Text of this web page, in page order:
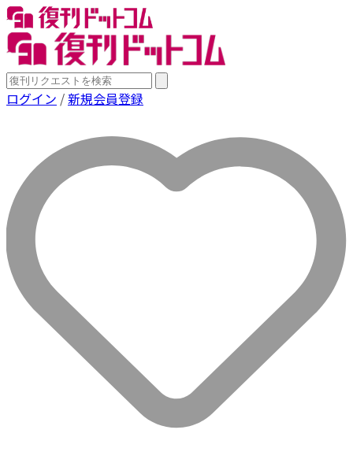
ログイン /新規会員登録